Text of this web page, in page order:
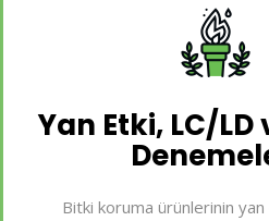
Yan Etki, LC/LD
Bitki koruma ürünlerinin